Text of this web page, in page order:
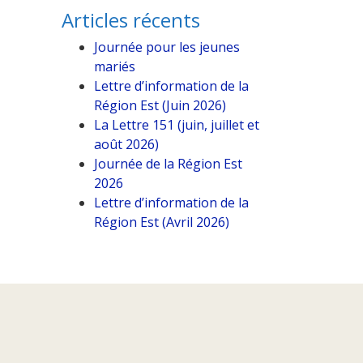
Articles récents
Journée pour les jeunes
mariés
Lettre d’information de la
Région Est (Juin 2026)
La Lettre 151 (juin, juillet et
août 2026)
Journée de la Région Est
2026
Lettre d’information de la
Région Est (Avril 2026)